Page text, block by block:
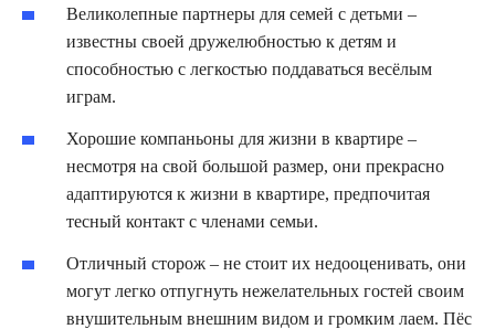
Великолепные партнеры для семей с детьми –
известны своей дружелюбностью к детям и
способностью с легкостью поддаваться весёлым
играм.
Хорошие компаньоны для жизни в квартире –
несмотря на свой большой размер, они прекрасно
адаптируются к жизни в квартире, предпочитая
тесный контакт с членами семьи.
Отличный сторож – не стоит их недооценивать, они
могут легко отпугнуть нежелательных гостей своим
внушительным внешним видом и громким лаем. Пёс